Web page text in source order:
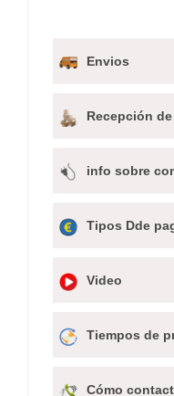
Envios
Recepción
info sobre
Tipos Dde
Video
Tiempos de
Cómo